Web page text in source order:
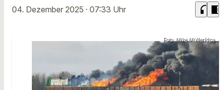
04. Dezember 2025 · 07:33 Uhr headphones chrome_reader_mode
Foto: Mike Müller/dpa